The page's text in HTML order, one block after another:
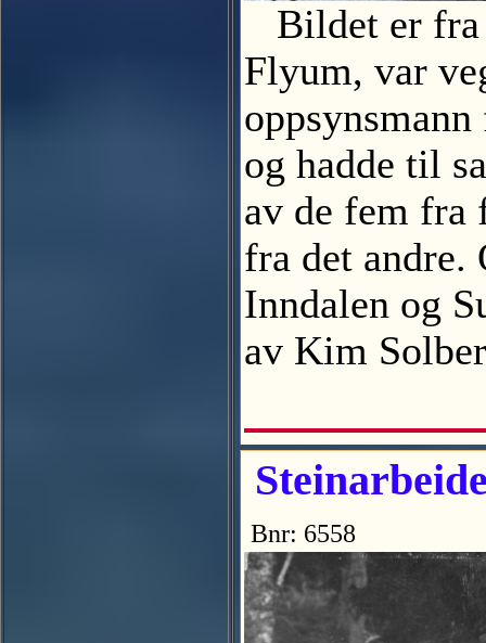
Bildet er fra
Flyum, var
og hadde til
av de fem fra
fra det andre.
Inndalen og
av Kim
Bnr: 6558